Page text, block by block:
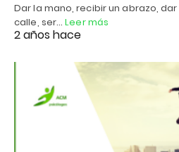
Dar la mano, recibir un abrazo,
calle, ser…Leer más
2 años hace